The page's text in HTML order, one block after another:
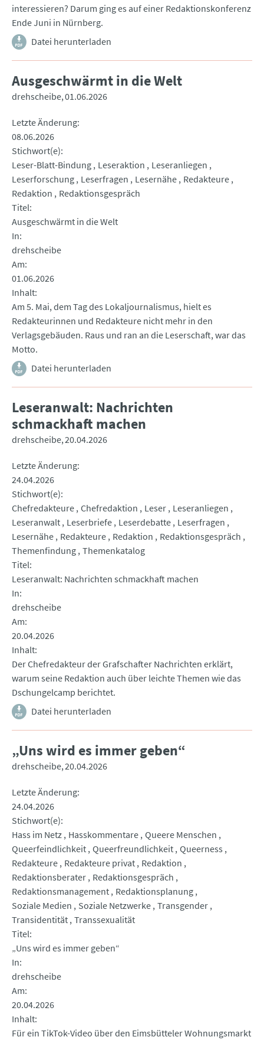
interessieren? Darum ging es auf einer Redaktionskonferenz
Ende Juni in Nürnberg.
Datei herunterladen
Ausgeschwärmt in die Welt
drehscheibe 01.06.2026
Letzte Änderung
08.06.2026
Stichwort(e)
Leser-Blatt-Bindung Leseraktion
Leseranliegen
Leserforschung Leserfragen Lesernähe Redakteure
Redaktion
Redaktionsgespräch
Titel
Ausgeschwärmt in die Welt
In
drehscheibe
Am
01.06.2026
Inhalt
Am 5. Mai, dem Tag des Lokaljournalismus, hielt es
Redakteurinnen und Redakteure nicht mehr in den
Verlagsgebäuden. Raus und ran an die Leserschaft, war das
Motto.
Datei herunterladen
Leseranwalt: Nachrichten
schmackhaft machen
drehscheibe 20.04.2026
Letzte Änderung
24.04.2026
Stichwort(e)
Chefredakteure Chefredaktion Leser Leseranliegen
Leseranwalt Leserbriefe Leserdebatte Leserfragen
Lesernähe Redakteure Redaktion
Redaktionsgespräch
Themenfindung Themenkatalog
Titel
Leseranwalt: Nachrichten schmackhaft machen
In
drehscheibe
Am
20.04.2026
Inhalt
Der Chefredakteur der Grafschafter Nachrichten erklärt,
warum seine Redaktion auch über leichte Themen wie das
Dschungelcamp berichtet.
Datei herunterladen
„Uns wird es immer geben“
drehscheibe 20.04.2026
Letzte Änderung
24.04.2026
Stichwort(e)
Hass im Netz Hasskommentare Queere Menschen
Queerfeindlichkeit Queerfreundlichkeit Queerness
Redakteure Redakteure privat Redaktion
Redaktionsberater Redaktionsgespräch
Redaktionsmanagement Redaktionsplanung
Soziale Medien
Soziale Netzwerke Transgender
Transidentität Transsexualität
Titel
„Uns wird es immer geben“
In
drehscheibe
Am
20.04.2026
Inhalt
Für ein TikTok-Video über den Eimsbütteler Wohnungsmarkt